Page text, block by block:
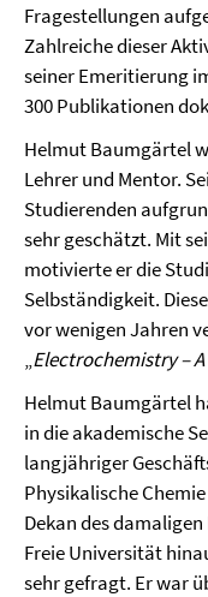
Fragestellungen
Zahlreiche dieser
seiner Emeritierung
300 Publikationen
Helmut Baumgärtel
Lehrer und Mentor.
Studierenden
sehr geschätzt. Mit
motivierte er die
Selbständigkeit.
vor wenigen Jahren
„Electrochemistry –
Helmut Baumgärtel
in die akademische
langjähriger
Physikalische
Dekan des
Freie Universität
sehr gefragt. Er war